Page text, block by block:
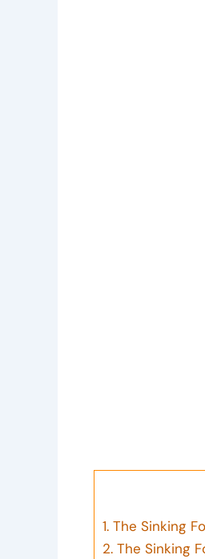
1. The Sinking
2. The Sinking